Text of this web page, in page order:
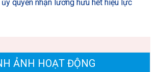
quyền nhận lương hưu hết hiệu lực
ẢNH HOẠT ĐỘNG